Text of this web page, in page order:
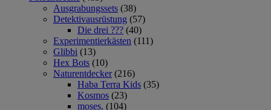
Ausgrabungssets (38)
Detektivausrüstung (57)
Die drei ??? (40)
Experimentierkästen (111)
Glibbi (13)
Hex Bots (10)
Naturentdecker (216)
Haba Terra Kids (35)
Kosmos (23)
moses. (104)